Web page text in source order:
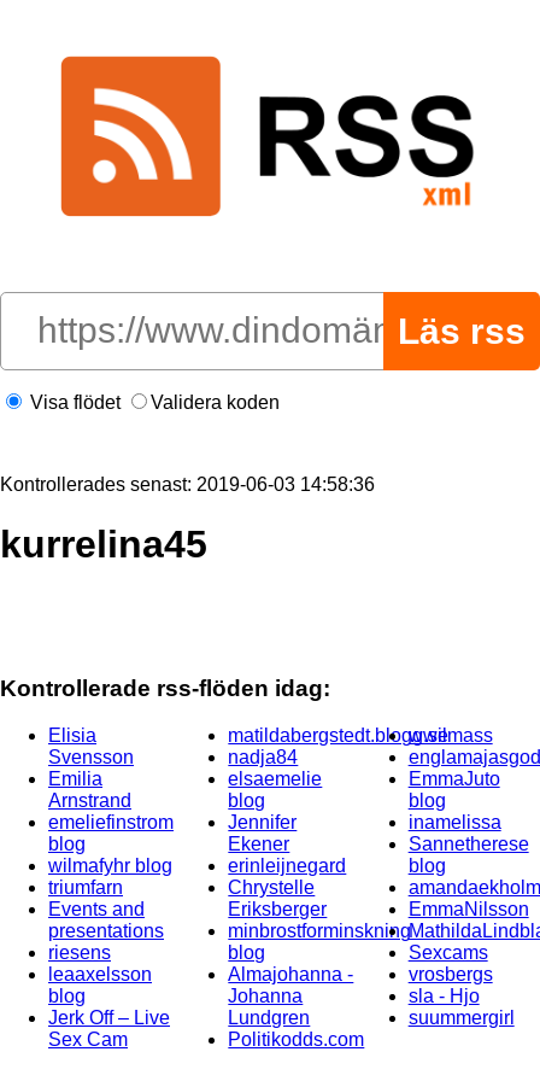
Visa flödet Validera koden
Kontrollerades senast: 2019-06-03 14:58:36
kurrelina45
Kontrollerade rss-flöden idag:
Elisia
Svensson
Emilia
Arnstrand
emeliefinstrom
blog
wilmafyhr blog
triumfarn
Events and
presentations
riesens
leaaxelsson
blog
Jerk Off – Live
Sex Cam
matildabergstedt.blogg.se
nadja84
elsaemelie
blog
Jennifer
Ekener
erinleijnegard
Chrystelle
Eriksberger
minbrostforminskning
blog
Almajohanna -
Johanna
Lundgren
Politikodds.com
wwilmass
EmmaJuto
blog
inamelissa
Sannetherese
blog
EmmaNilsson
Sexcams
vrosbergs
sla - Hjo
suummergirl